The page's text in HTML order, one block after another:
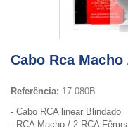
Cabo Rca
Referência: 17-080B
- Cabo RCA linear Blindado
- RCA Macho / 2 RCA